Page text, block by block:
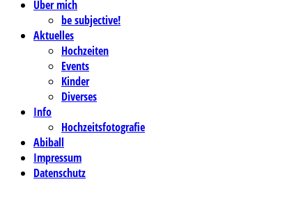
Über mich
be subjective!
Aktuelles
Hochzeiten
Events
Kinder
Diverses
Info
Hochzeitsfotografie
Abiball
Impressum
Datenschutz